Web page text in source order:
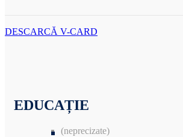
DESCARCĂ V-CARD
EDUCAȚIE
(neprecizate)